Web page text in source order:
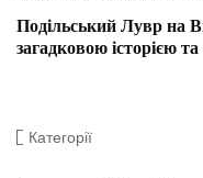
Подільський Лувр на
загадковою історією
Категорії